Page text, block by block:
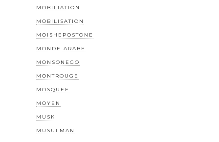
MOBILIATION
MOBILISATION
MOISHEPOSTONE
MONDE ARABE
MONSONEGO
MONTROUGE
MOSQUEE
MOYEN
MUSK
MUSULMAN